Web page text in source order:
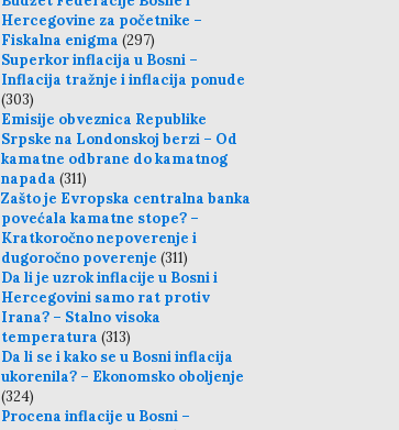
Hercegovine za početnike –
Fiskalna enigma (297)
Superkor inflacija u Bosni –
Inflacija tražnje i inflacija ponude
(303)
Emisije obveznica Republike
Srpske na Londonskoj berzi – Od
kamatne odbrane do kamatnog
napada (311)
Zašto je Evropska centralna banka
povećala kamatne stope? –
Kratkoročno nepoverenje i
dugoročno poverenje (311)
Da li je uzrok inflacije u Bosni i
Hercegovini samo rat protiv
Irana? – Stalno visoka
temperatura (313)
Da li se i kako se u Bosni inflacija
ukorenila? – Ekonomsko oboljenje
(324)
Procena inflacije u Bosni –